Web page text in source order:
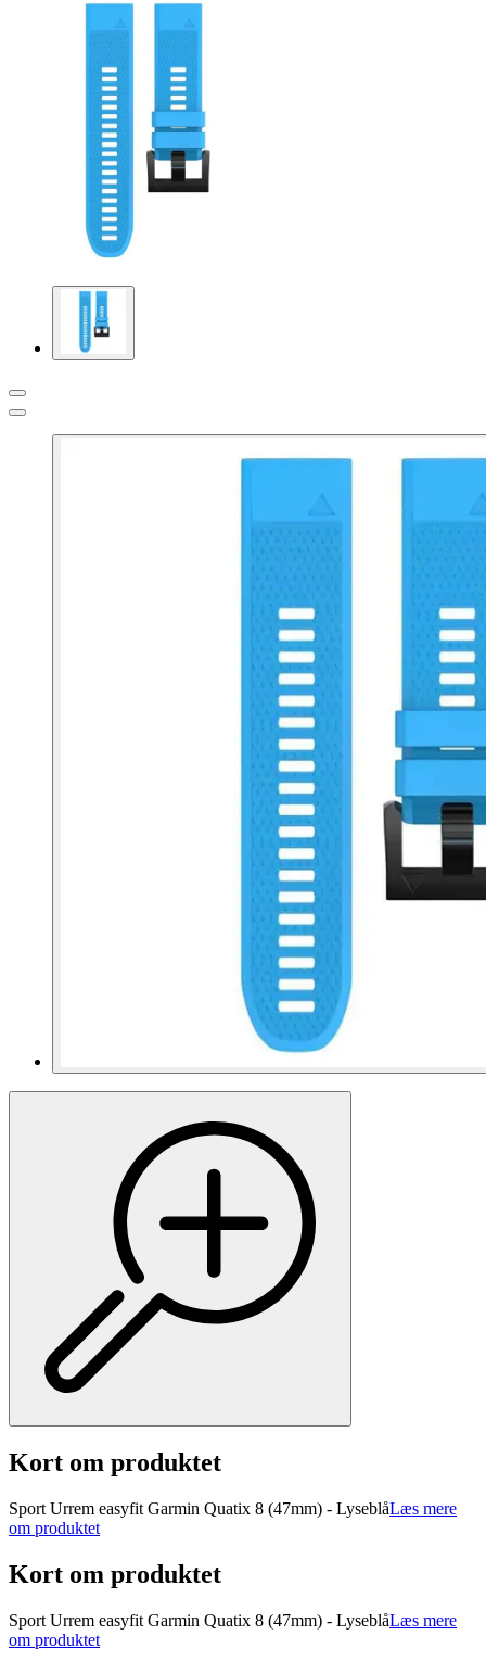
Kort om produktet
Sport Urrem easyfit Garmin Quatix 8 (47mm) - LyseblåLæs mere
om produktet
Kort om produktet
Sport Urrem easyfit Garmin Quatix 8 (47mm) - LyseblåLæs mere
om produktet